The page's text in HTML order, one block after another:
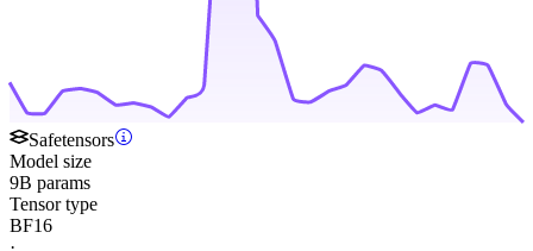
Safetensors
Model size
9B params
Tensor type
BF16
·